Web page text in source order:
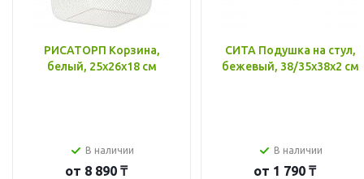
РИСАТОРП Корзина,
белый, 25x26x18 см
В наличии
от 8 890 ₸
СИТА Подушка на стул,
бежевый, 38/35x38x2 см
В наличии
от 1 790 ₸